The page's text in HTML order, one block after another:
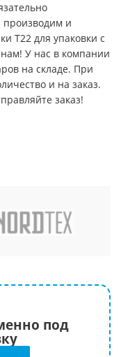
и
Т22 для упаковки с
У нас в компании
на складе. При
и на заказ.
заказ!
под